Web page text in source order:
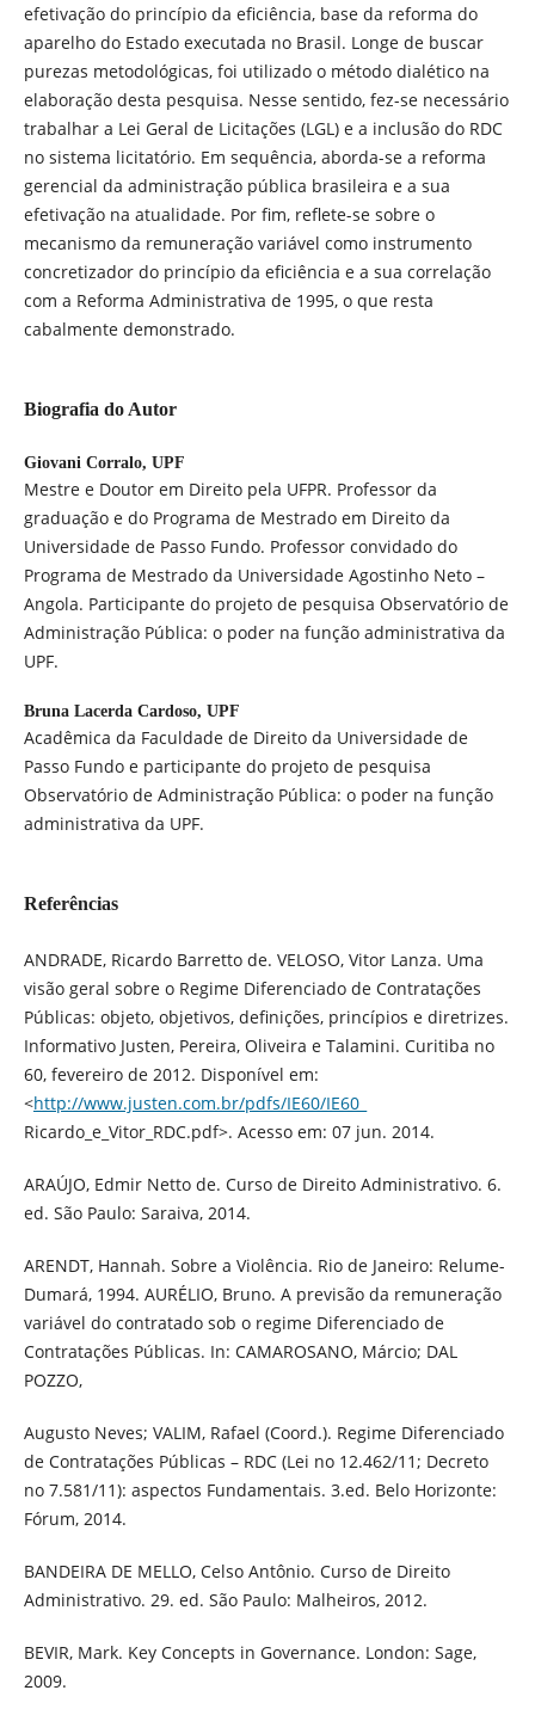
efetivação do princípio da eficiência, base da reforma do
aparelho do Estado executada no Brasil. Longe de buscar
purezas metodológicas, foi utilizado o método dialético na
elaboração desta pesquisa. Nesse sentido, fez-se necessário
trabalhar a Lei Geral de Licitações (LGL) e a inclusão do RDC
no sistema licitatório. Em sequência, aborda-se a reforma
gerencial da administração pública brasileira e a sua
efetivação na atualidade. Por fim, reflete-se sobre o
mecanismo da remuneração variável como instrumento
concretizador do princípio da eficiência e a sua correlação
com a Reforma Administrativa de 1995, o que resta
cabalmente demonstrado.
Biografia do Autor
Giovani Corralo, UPF
Mestre e Doutor em Direito pela UFPR. Professor da
graduação e do Programa de Mestrado em Direito da
Universidade de Passo Fundo. Professor convidado do
Programa de Mestrado da Universidade Agostinho Neto –
Angola. Participante do projeto de pesquisa Observatório de
Administração Pública: o poder na função administrativa da
UPF.
Bruna Lacerda Cardoso, UPF
Acadêmica da Faculdade de Direito da Universidade de
Passo Fundo e participante do projeto de pesquisa
Observatório de Administração Pública: o poder na função
administrativa da UPF.
Referências
ANDRADE, Ricardo Barretto de. VELOSO, Vitor Lanza. Uma
visão geral sobre o Regime Diferenciado de Contratações
Públicas: objeto, objetivos, definições, princípios e diretrizes.
Informativo Justen, Pereira, Oliveira e Talamini. Curitiba no
60, fevereiro de 2012. Disponível em:
<http://www.justen.com.br/pdfs/IE60/IE60_
Ricardo_e_Vitor_RDC.pdf>. Acesso em: 07 jun. 2014.
ARAÚJO, Edmir Netto de. Curso de Direito Administrativo. 6.
ed. São Paulo: Saraiva, 2014.
ARENDT, Hannah. Sobre a Violência. Rio de Janeiro: Relume-
Dumará, 1994. AURÉLIO, Bruno. A previsão da remuneração
variável do contratado sob o regime Diferenciado de
Contratações Públicas. In: CAMAROSANO, Márcio; DAL
POZZO,
Augusto Neves; VALIM, Rafael (Coord.). Regime Diferenciado
de Contratações Públicas – RDC (Lei no 12.462/11; Decreto
no 7.581/11): aspectos Fundamentais. 3.ed. Belo Horizonte:
Fórum, 2014.
BANDEIRA DE MELLO, Celso Antônio. Curso de Direito
Administrativo. 29. ed. São Paulo: Malheiros, 2012.
BEVIR, Mark. Key Concepts in Governance. London: Sage,
2009.